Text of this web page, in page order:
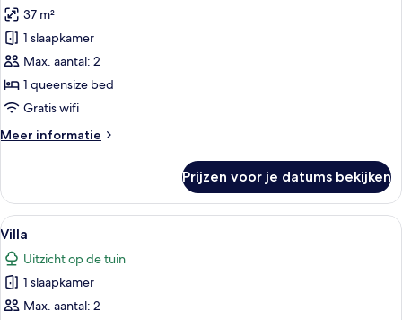
Boomhut
laden
37 m²
1 slaapkamer
Max. aantal: 2
1 queensize bed
Gratis wifi
Meer informatie
Meer
Prijzen voor je datums bekijken
Alle
foto's
voor
Villa
laden
Een modern huis met een groot
19
Villa
Uitzicht op de tuin
1 slaapkamer
Max. aantal: 2